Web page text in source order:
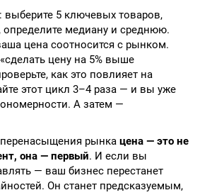
выберите 5 ключевых товаров,
определите медиану и среднюю.
цена соотносится с рынком.
цену на 5% выше
как это повлияет на
этот цикл 3–4 раза — и вы уже
А затем —
рынка цена — это не
она — первый. И если вы
— ваш бизнес перестанет
Он станет предсказуемым,